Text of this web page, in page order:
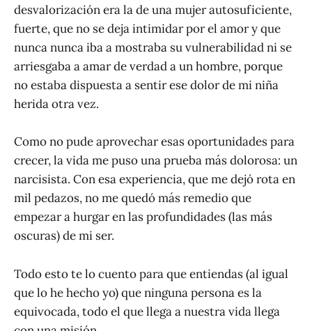
desvalorización era la de una mujer autosuficiente,
fuerte, que no se deja intimidar por el amor y que
nunca nunca iba a mostraba su vulnerabilidad ni se
arriesgaba a amar de verdad a un hombre, porque
no estaba dispuesta a sentir ese dolor de mi niña
herida otra vez.
Como no pude aprovechar esas oportunidades para
crecer, la vida me puso una prueba más dolorosa: un
narcisista. Con esa experiencia, que me dejó rota en
mil pedazos, no me quedó más remedio que
empezar a hurgar en las profundidades (las más
oscuras) de mi ser.
Todo esto te lo cuento para que entiendas (al igual
que lo he hecho yo) que ninguna persona es la
equivocada, todo el que llega a nuestra vida llega